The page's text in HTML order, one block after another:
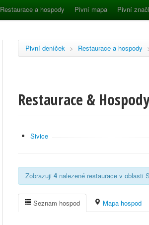
Restaurace a hospody Pivní mapa Pivní
Pivní deníček > Restaurace a hospody
Restaurace &
Sivice
Zobrazuji 4 nalezené restaurace v oblasti
Seznam hospod Mapa hospod